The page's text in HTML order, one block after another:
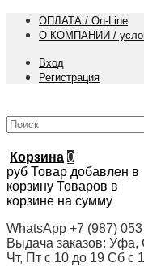
ОПЛАТА / On-Line
О КОМПАНИИ /
Вход
Регистрация
Корзина 0
руб Товар добавлен в
корзину Товаров в
корзине на сумму
WhatsApp +7 (987)
Выдача заказов:
Чт, Пт с 10 до 19 Сб с